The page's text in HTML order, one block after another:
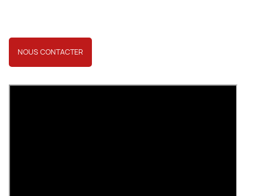
NOUS CONTACTER